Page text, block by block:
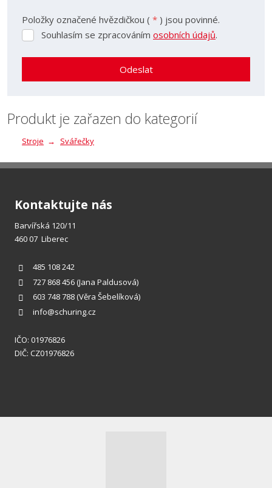
Položky označené hvězdičkou ( * ) jsou povinné.
Souhlasím
zpracováním
Souhlasím se zpracováním osobních údajů.
Odeslat
se
nepodařilo
odeslat.
Produkt je zařazen do kategorií
Stroje Svářečky
Kontaktujte nás
Barvířská 120/11
460 07 Liberec
485 108 242
727 868 456 (Jana Paldusová)
603 748 788 (Věra Šebelíková)
info@schuring.cz
IČO: 01976826
DIČ: CZ01976826